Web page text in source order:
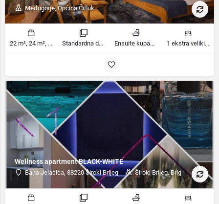
Međugorje, Općina Čitluk
22 m², 24 m², 35 m² m2 Standardna dvokrevetna soba sa dva odvojena kreveta - Aneks, Standardna dvokrevetna soba sa balkonom - Aneks, Superior dvokrevetna soba ili dvokrevetna soba, Suite, Jednokrevetna soba, Superior jednokrevetna soba sobe Ensuite kupaonica, Tuš kupatila 1 ekstra veliki bračni krevet ležaja
Wellness apartment BLACK-WHITE
Bana Jelačića, 88220 Široki Brijeg Široki Brijeg, Brig